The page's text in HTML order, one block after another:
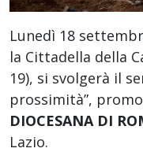
Lunedì 18
la Cittadella della
19), si svolgerà il
prossimità”,
DIOCESANA DI
Lazio.